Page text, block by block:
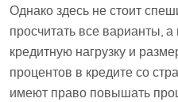
Однако здесь не стоит
просчитать все варианты,
кредитную нагрузку и
процентов в кредите со
имеют право повышать